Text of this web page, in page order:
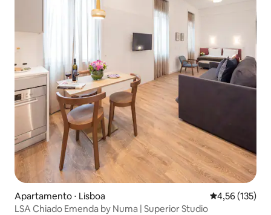
Apartamento ⋅ Lisboa 4,56 de uma
4,56 (135)
LSA Chiado Emenda by Numa | Superior Studio